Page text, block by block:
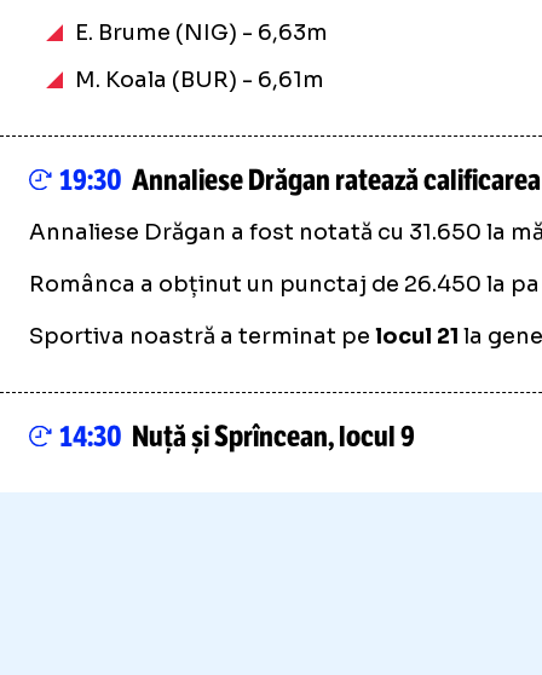
E. Brume (NIG) - 6,63m
M. Koala (BUR) - 6,61m
19:30 Annaliese Drăgan ratează
Annaliese Drăgan a fost notată cu 31.650 la
Românca a obținut un punctaj de 26.450 la
Sportiva noastră a terminat pe locul 21 la
14:30 Nuță și Sprîncean, locul 9